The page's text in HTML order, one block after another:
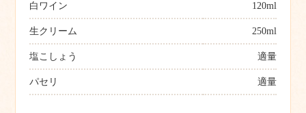
白ワイン 120ml
生クリーム 250ml
塩こしょう 適量
パセリ 適量